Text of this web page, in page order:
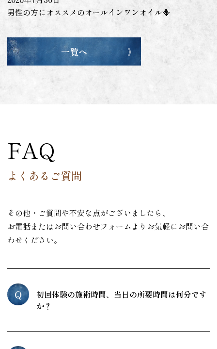
男性の方にオススメのオールインワンオイル🪻
一覧へ
FAQ
よくあるご質問
その他・ご質問や不安な点がございましたら、
お電話またはお問い合わせフォームよりお気軽にお問い合
わせください。
Q
初回体験の施術時間、当日の所要時間は何分です
か？